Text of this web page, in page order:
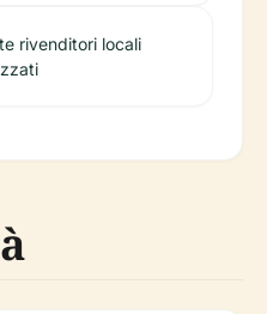
rivenditori locali